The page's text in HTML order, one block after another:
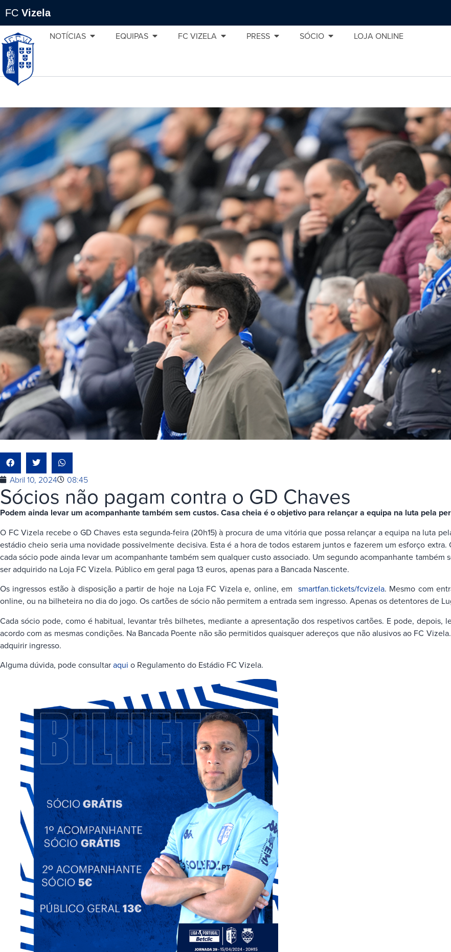
FC Vizela
NOTÍCIAS EQUIPAS FC VIZELA PRESS SÓCIO LOJA ONLINE
Abril 10, 2024 08:45
Sócios não pagam contra o GD Chaves
Podem ainda levar um acompanhante também sem custos. Casa cheia é o objetivo para relançar a equipa na luta pela
O FC Vizela recebe o GD Chaves esta segunda-feira (20h15) à procura de uma vitória que possa relançar a equipa na luta
estádio cheio seria uma novidade possivelmente decisiva. Esta é a hora de todos estarem juntos e fazerem um esforço
cada sócio pode ainda levar um acompanhante também sem qualquer custo associado. Um segundo acompanhante também
ser adquirido na Loja FC Vizela. Público em geral paga 13 euros, apenas para a Bancada Nascente.
Os ingressos estão à disposição a partir de hoje na Loja FC Vizela e, online, em smartfan.tickets/fcvizela. Mesmo com
online, ou na bilheteira no dia do jogo. Os cartões de sócio não permitem a entrada sem ingresso. Apenas os detentores de
Cada sócio pode, como é habitual, levantar três bilhetes, mediante a apresentação dos respetivos cartões. E pode,
acordo com as mesmas condições. Na Bancada Poente não são permitidos quaisquer adereços que não alusivos ao FC
adquirir ingresso.
Alguma dúvida, pode consultaraqui o Regulamento do Estádio FC Vizela.